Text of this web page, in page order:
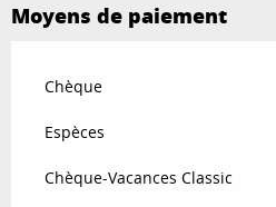
Moyens de paiement
Chèque
Espèces
Chèque-Vacances Classic